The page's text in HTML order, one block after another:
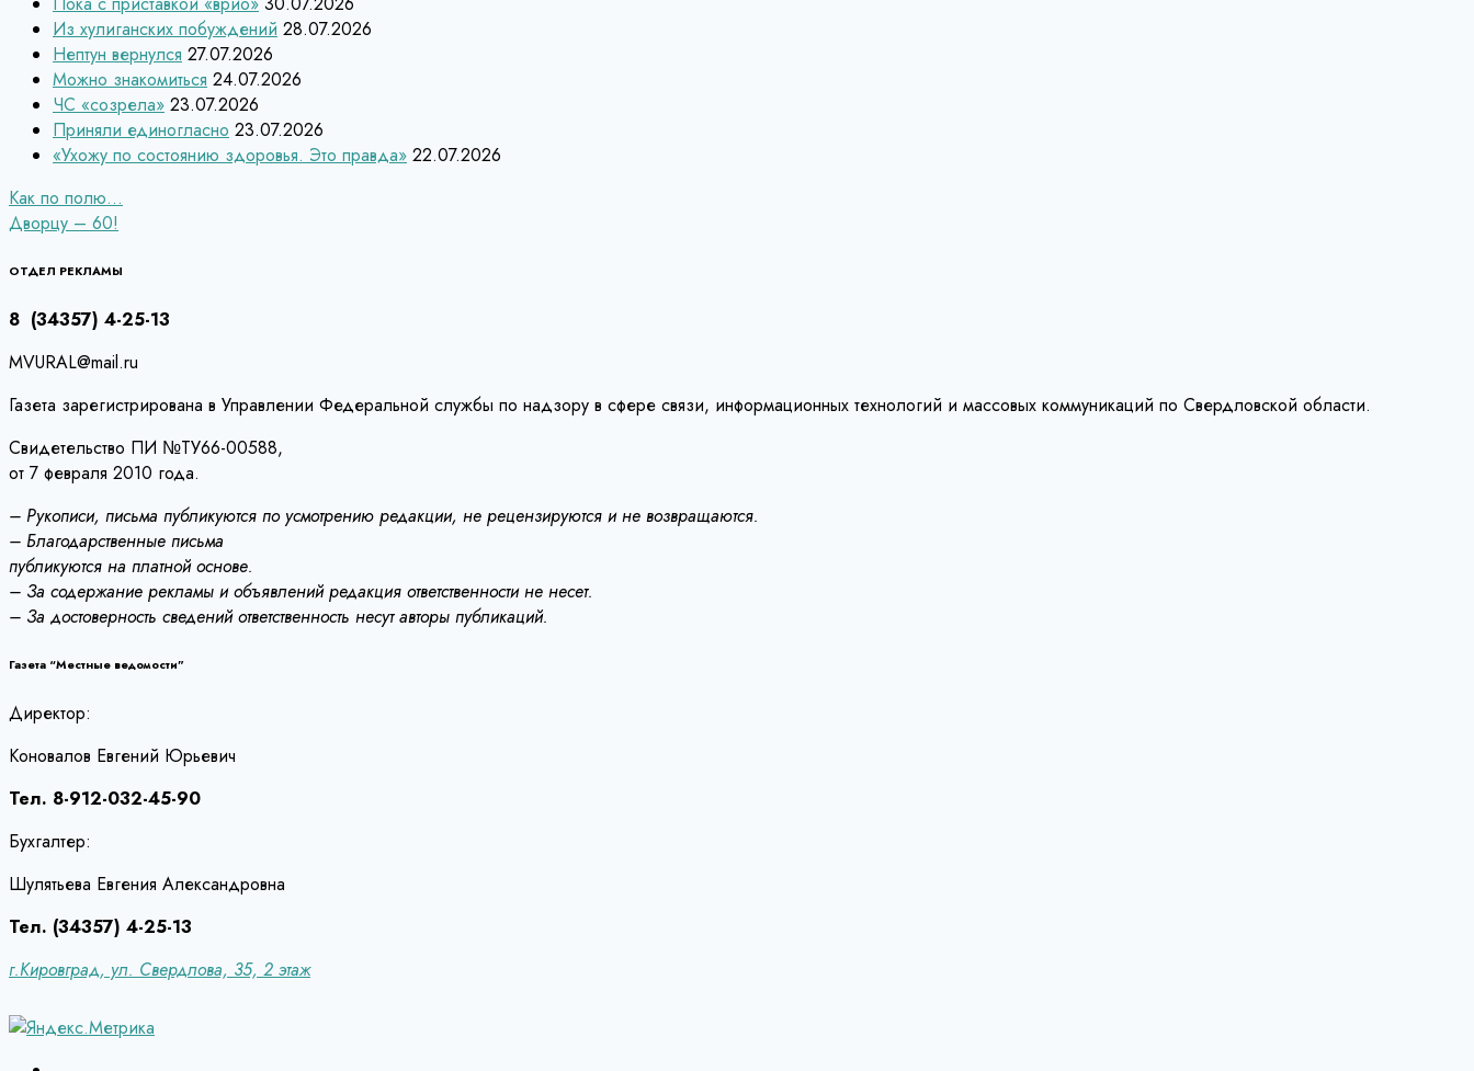
Из хулиганских побуждений 28.07.2026
Нептун вернулся 27.07.2026
Можно знакомиться 24.07.2026
ЧС «созрела» 23.07.2026
Приняли единогласно 23.07.2026
«Ухожу по состоянию здоровья. Это правда» 22.07.2026
Навигация
по
записям
Как по полю…
Дворцу – 60!
ОТДЕЛ РЕКЛАМЫ
8 (34357) 4-25-13
MVURAL@mail.ru
Газета зарегистрирована в Управлении Федеральной службы по надзору в сфере связи, информационных технологий и массовых коммуникаций по Свердловской области.
Свидетельство ПИ №ТУ66-00588,
от 7 февраля 2010 года.
– Рукописи, письма публикуются по усмотрению редакции, не рецензируются и не возвращаются.
– Благодарственные письма
публикуются на платной основе.
– За содержание рекламы и объявлений редакция ответственности не несет.
– За достоверность сведений ответственность несут авторы публикаций.
Газета “Местные ведомости”
Директор:
Коновалов Евгений Юрьевич
Тел. 8-912-032-45-90
Бухгалтер:
Шулятьева Евгения Александровна
Тел. (34357) 4-25-13
г.Кировград, ул. Свердлова, 35, 2 этаж